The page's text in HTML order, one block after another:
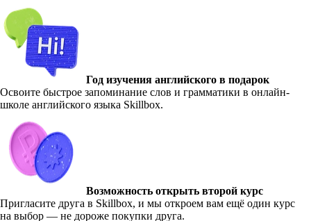
Год изучения английского в подарок
Освоите быстрое запоминание слов и грамматики в онлайн-
школе английского языка Skillbox.
Возможность открыть второй курс
Пригласите друга в Skillbox, и мы откроем вам ещё один курс
на выбор — не дороже покупки друга.